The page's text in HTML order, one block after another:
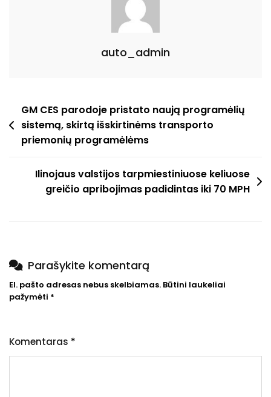
auto_admin
Navigacija
tarp
įrašų
GM CES parodoje pristato naują programėlių
sistemą, skirtą išskirtinėms transporto
priemonių programėlėms
Ilinojaus valstijos tarpmiestiniuose keliuose
greičio apribojimas padidintas iki 70 MPH
Parašykite komentarą
El. pašto adresas nebus skelbiamas. Būtini laukeliai
pažymėti *
Komentaras *